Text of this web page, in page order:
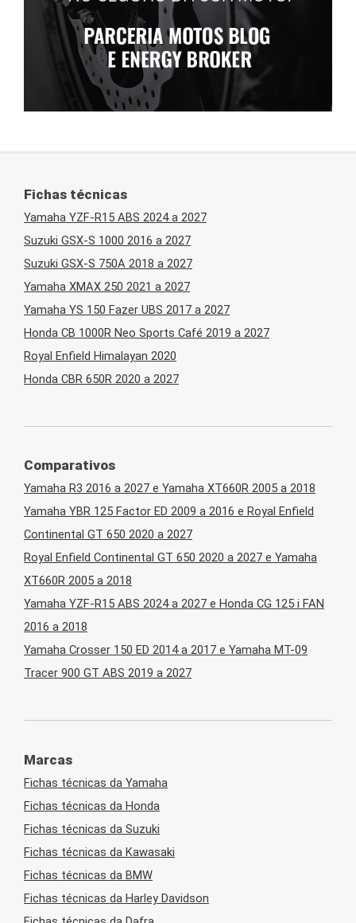
Fichas técnicas
Yamaha YZF-R15 ABS 2024 a 2027
Suzuki GSX-S 1000 2016 a 2027
Suzuki GSX-S 750A 2018 a 2027
Yamaha XMAX 250 2021 a 2027
Yamaha YS 150 Fazer UBS 2017 a 2027
Honda CB 1000R Neo Sports Café 2019 a 2027
Royal Enfield Himalayan 2020
Honda CBR 650R 2020 a 2027
Comparativos
Yamaha R3 2016 a 2027 e Yamaha XT660R 2005 a 2018
Yamaha YBR 125 Factor ED 2009 a 2016 e Royal Enfield
Continental GT 650 2020 a 2027
Royal Enfield Continental GT 650 2020 a 2027 e Yamaha
XT660R 2005 a 2018
Yamaha YZF-R15 ABS 2024 a 2027 e Honda CG 125 i FAN
2016 a 2018
Yamaha Crosser 150 ED 2014 a 2017 e Yamaha MT-09
Tracer 900 GT ABS 2019 a 2027
Marcas
Fichas técnicas da Yamaha
Fichas técnicas da Honda
Fichas técnicas da Suzuki
Fichas técnicas da Kawasaki
Fichas técnicas da BMW
Fichas técnicas da Harley Davidson